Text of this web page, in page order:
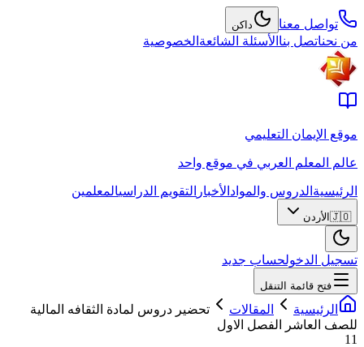
تواصل معنا داكن
من نحناتصل بنا الأسئلة الشائعة الخصوصية
موقع الإيمان التعليمي
عالم المعلم العربي في موقع واحد
الرئيسية الدروس والمواد الأخبار التقويم الدراسيالمعلمين
🇯🇴 الأردن
تسجيل الدخولحساب جديد
فتح قائمة التنقل
الرئيسية المقالات
تحضير دروس لمادة الثقافه المالية
للصف العاشر الفصل الاول
11